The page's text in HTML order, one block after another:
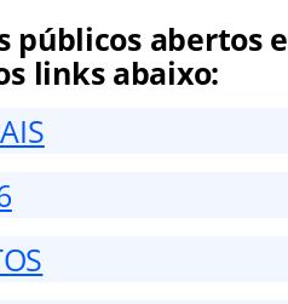
públicos abertos e
links abaixo: